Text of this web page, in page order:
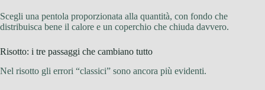
Scegli una pentola proporzionata alla quantità, con fondo che
distribuisca bene il calore e un coperchio che chiuda davvero.
Risotto: i tre passaggi che cambiano tutto
Nel risotto gli errori “classici” sono ancora più evidenti.